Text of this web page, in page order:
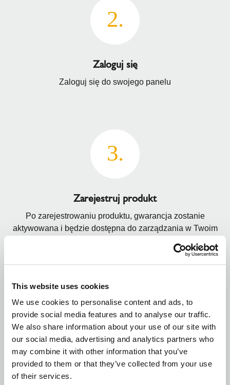
This website uses cookies
We use cookies to personalise content and ads, to
provide social media features and to analyse our traffic.
We also share information about your use of our site with
our social media, advertising and analytics partners who
may combine it with other information that you’ve
provided to them or that they’ve collected from your use
of their services.
Zaloguj się
Zaloguj się do swojego panelu
Zarejestruj produkt
Po zarejestrowaniu produktu, gwarancja zostanie
aktywowana i będzie dostępna do zarządzania w Twoim
Gotowe
W razie potrzeby zgłoszenia reklamacji, odpowiednia